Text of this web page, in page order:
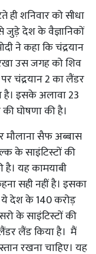
ही शनिवार को सीधा
जुड़े देश के वैज्ञानिकों
ने कहा कि चंद्रयान
उस जगह को शिव
चंद्रयान 2 का लैंडर
है। इसके अलावा 23
घोषणा की है।
मौलाना सैफ अब्बास
के साइंटिस्टों की
यह कामयाबी
सही नहीं है। इसका
ये देश के 140 करोड़
के साइंटिस्टों की
लैंड किया है। मैं
रखना चाहिए। यह